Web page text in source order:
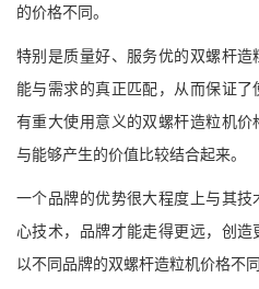
的价格不同。
特别是质量好、服务优的双螺杆
能与需求的真正匹配，从而保证
有重大使用意义的双螺杆造粒机
与能够产生的价值比较结合起来。
一个品牌的优势很大程度上与其
心技术，品牌才能走得更远，创
以不同品牌的双螺杆造粒机价格不同